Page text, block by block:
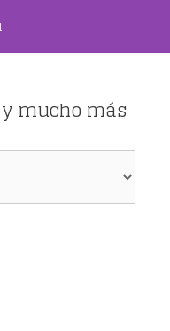
mucho más